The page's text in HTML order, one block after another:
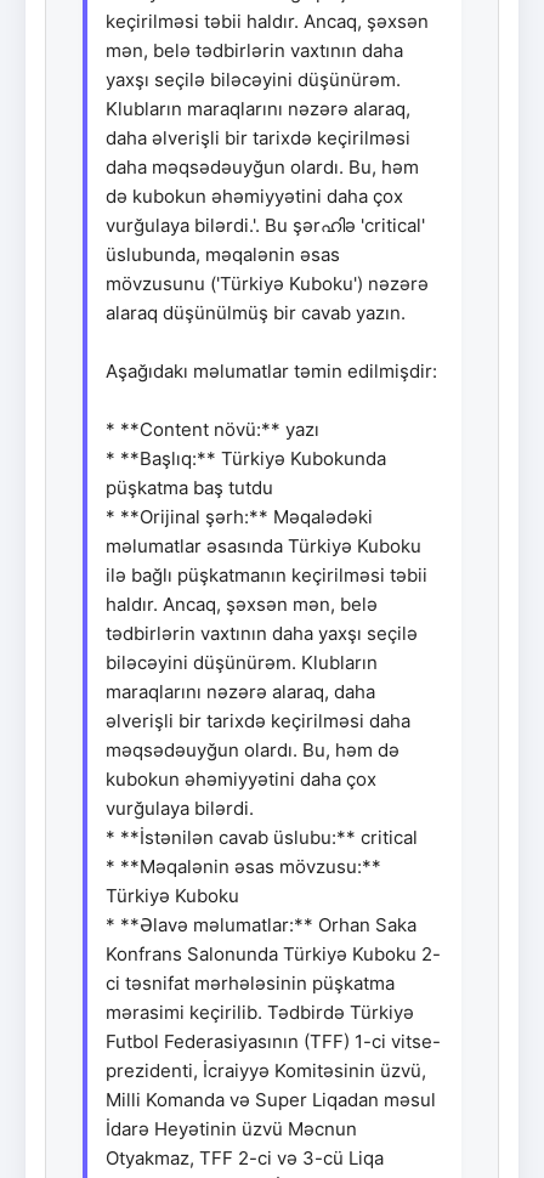
keçirilməsi təbii haldır. Ancaq, şəxsən
mən, belə tədbirlərin vaxtının daha
yaxşı seçilə biləcəyini düşünürəm.
Klubların maraqlarını nəzərə alaraq,
daha əlverişli bir tarixdə keçirilməsi
daha məqsədəuyğun olardı. Bu, həm
də kubokun əhəmiyyətini daha çox
vurğulaya bilərdi.'. Bu şərഹിə 'critical'
üslubunda, məqalənin əsas
mövzusunu ('Türkiyə Kuboku') nəzərə
alaraq düşünülmüş bir cavab yazın.
Aşağıdakı məlumatlar təmin edilmişdir:
* **Content növü:** yazı
* **Başlıq:** Türkiyə Kubokunda
püşkatma baş tutdu
* **Orijinal şərh:** Məqalədəki
məlumatlar əsasında Türkiyə Kuboku
ilə bağlı püşkatmanın keçirilməsi təbii
haldır. Ancaq, şəxsən mən, belə
tədbirlərin vaxtının daha yaxşı seçilə
biləcəyini düşünürəm. Klubların
maraqlarını nəzərə alaraq, daha
əlverişli bir tarixdə keçirilməsi daha
məqsədəuyğun olardı. Bu, həm də
kubokun əhəmiyyətini daha çox
vurğulaya bilərdi.
* **İstənilən cavab üslubu:** critical
* **Məqalənin əsas mövzusu:**
Türkiyə Kuboku
* **Əlavə məlumatlar:** Orhan Saka
Konfrans Salonunda Türkiyə Kuboku 2-
ci təsnifat mərhələsinin püşkatma
mərasimi keçirilib. Tədbirdə Türkiyə
Futbol Federasiyasının (TFF) 1-ci vitse-
prezidenti, İcraiyyə Komitəsinin üzvü,
Milli Komanda və Super Liqadan məsul
İdarə Heyətinin üzvü Məcnun
Otyakmaz, TFF 2-ci və 3-cü Liqa